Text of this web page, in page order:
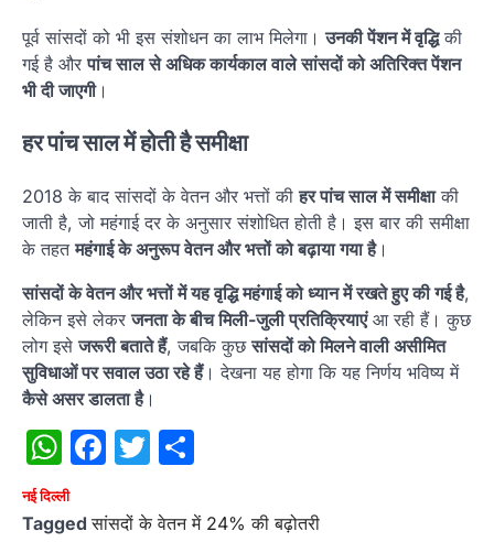
पूर्व सांसदों को भी इस संशोधन का लाभ मिलेगा।उनकी पेंशन में वृद्धिकी
गई है औरपांच साल से अधिक कार्यकाल वाले सांसदों को अतिरिक्त पेंशन
भी दी जाएगी।
हर पांच साल में होती है समीक्षा
2018 के बाद सांसदों के वेतन और भत्तों कीहर पांच साल में समीक्षाकी
जाती है, जो महंगाई दर के अनुसार संशोधित होती है। इस बार की समीक्षा
के तहतमहंगाई के अनुरूप वेतन और भत्तों को बढ़ाया गया है।
सांसदों के वेतन और भत्तों में यह वृद्धि महंगाई को ध्यान में रखते हुए की गई है,
लेकिन इसे लेकरजनता के बीच मिली-जुली प्रतिक्रियाएंआ रही हैं। कुछ
लोग इसेजरूरी बताते हैं, जबकि कुछसांसदों को मिलने वाली असीमित
सुविधाओं पर सवाल उठा रहे हैं। देखना यह होगा कि यह निर्णय भविष्य में
कैसे असर डालता है।
WhatsApp
Facebook
Twitter
नई दिल्ली
Taggedसांसदों के वेतन में 24% की बढ़ोतरी